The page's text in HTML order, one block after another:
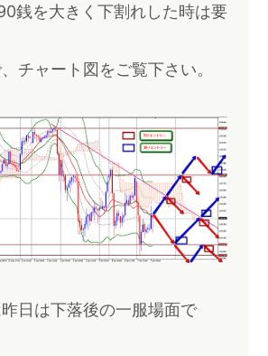
銭を大きく下割れした時は要
チャート図をご覧下さい。
日は下落後の一服場面で